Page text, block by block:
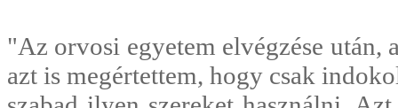
"Az orvosi egyetem elvégzése
azt is megértettem, hogy csak